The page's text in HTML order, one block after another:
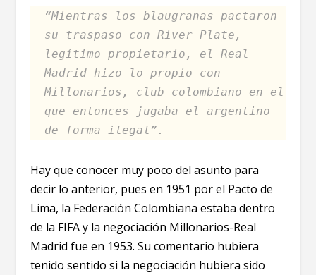
“Mientras los blaugranas pactaron
su traspaso con River Plate,
legítimo propietario, el Real
Madrid hizo lo propio con
Millonarios, club colombiano en el
que entonces jugaba el argentino
de forma ilegal”.
Hay que conocer muy poco del asunto para
decir lo anterior, pues en 1951 por el Pacto de
Lima, la Federación Colombiana estaba dentro
de la FIFA y la negociación Millonarios-Real
Madrid fue en 1953. Su comentario hubiera
tenido sentido si la negociación hubiera sido